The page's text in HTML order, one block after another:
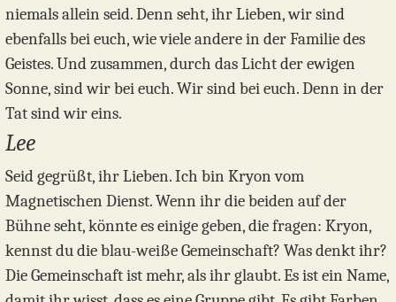
niemals allein seid. Denn seht, ihr Lieben, wir sind
ebenfalls bei euch, wie viele andere in der Familie des
Geistes. Und zusammen, durch das Licht der ewigen
Sonne, sind wir bei euch. Wir sind bei euch. Denn in der
Tat sind wir eins.
Lee
Seid gegrüßt, ihr Lieben. Ich bin Kryon vom
Magnetischen Dienst. Wenn ihr die beiden auf der
Bühne seht, könnte es einige geben, die fragen: Kryon,
kennst du die blau-weiße Gemeinschaft? Was denkt ihr?
Die Gemeinschaft ist mehr, als ihr glaubt. Es ist ein Name,